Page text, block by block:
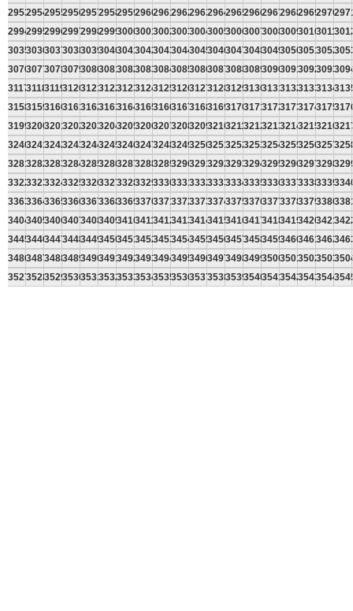
295329542955295629572958295929602961296229632964296529662967296829692970
299429952996299729982999300030013002300330043005300630073008300930103011
303530363037303830393040304130423043304430453046304730483049305030513052
307630773078307930803081308230833084308530863087308830893090309130923093
311731183119312031213122312331243125312631273128312931303131313231333134
315831593160316131623163316431653166316731683169317031713172317331743175
319932003201320232033204320532063207320832093210321132123213321432153216
324032413242324332443245324632473248324932503251325232533254325532563257
328132823283328432853286328732883289329032913292329332943295329632973298
332233233324332533263327332833293330333133323333333433353336333733383339
336333643365336633673368336933703371337233733374337533763377337833793380
340434053406340734083409341034113412341334143415341634173418341934203421
344534463447344834493450345134523453345434553456345734583459346034613462
348634873488348934903491349234933494349534963497349834993500350135023503
352735283529353035313532353335343535353635373538353935403541354235433544